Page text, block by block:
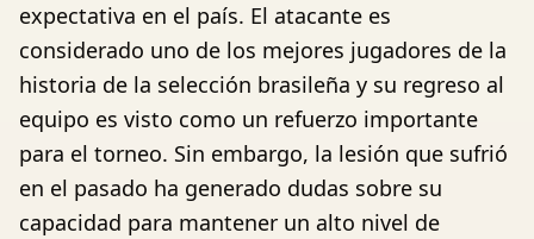
expectativa en el país. El atacante es
considerado uno de los mejores jugadores de la
historia de la selección brasileña y su regreso al
equipo es visto como un refuerzo importante
para el torneo. Sin embargo, la lesión que sufrió
en el pasado ha generado dudas sobre su
capacidad para mantener un alto nivel de